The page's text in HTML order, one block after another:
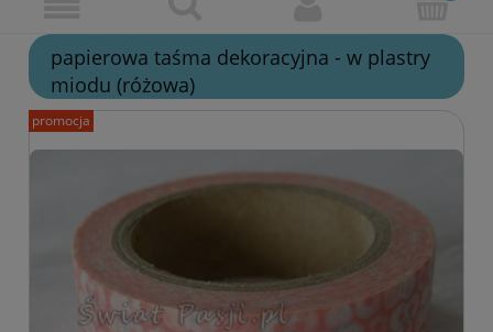
papierowa taśma dekoracyjna - w plastry
miodu (różowa)
promocja